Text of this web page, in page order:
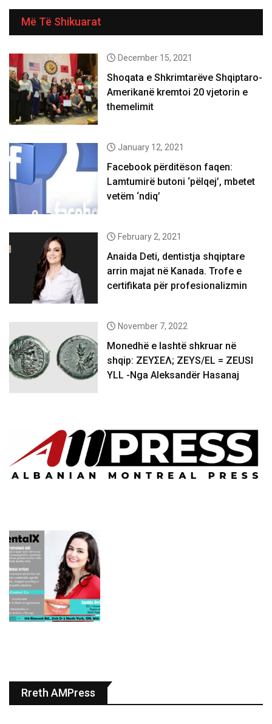
Më Të Shikuarat
December 15, 2021
Shoqata e Shkrimtarëve Shqiptaro-
Amerikanë kremtoi 20 vjetorin e
themelimit
January 12, 2021
Facebook përditëson faqen:
Lamtumirë butoni ‘pëlqej’, mbetet
vetëm ‘ndiq’
February 2, 2021
Anaida Deti, dentistja shqiptare
arrin majat në Kanada. Trofe e
certifikata për profesionalizmin
November 7, 2022
Monedhë e lashtë shkruar në
shqip: ΖΕΥΣΕΛ; ZEYS/EL = ZEUSI
YLL -Nga Aleksandër Hasanaj
Rreth AMPress